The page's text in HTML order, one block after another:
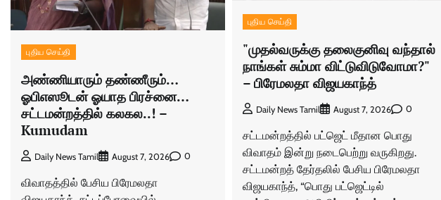
புதிய செய்தி
அண்ணியாரும் தண்ணீரும்…
ஓபிஎஸூடன் ஓயாத பிரச்னை…
சட்டமன்றத்தில் கலகல..! –
Kumudam
Daily News Tamil August 7, 2026 0
விவாதத்தில் பேசிய பிரேமலதா
புதிய செய்தி
"முதல்வருக்கு தலைகுனிவு வந்தால்
நாங்கள் சும்மா விட்டுவிடுவோமா?"
– பிரேமலதா விஜயகாந்த்
Daily News Tamil August 7, 2026 0
சட்டமன்றத்தில் பட்ஜெட் மீதான பொது
விவாதம் இன்று நடைபெற்று வருகிறது.
சட்டமன்றத் தேர்தலில் பேசிய பிரேமலதா
விஜயகாந்த், “பொது பட்ஜெட்டில்